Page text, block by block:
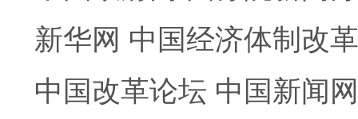
新华网 中国经济体制改
中国改革论坛 中国新闻网